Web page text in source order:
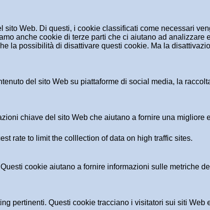
Web. Di questi, i cookie classificati come necessari
anche cookie di terze parti che ci aiutano ad analizzare
la possibilità di disattivare questi cookie. Ma la
del sito Web su piattaforme di social media, la
chiave del sito Web che aiutano a fornire una migliore
rate to limit the colllection of data on high traffic sites.
cookie aiutano a fornire informazioni sulle metriche
pertinenti. Questi cookie tracciano i visitatori sui siti Web